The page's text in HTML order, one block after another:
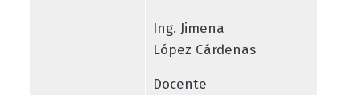
Ing. Jimena
López Cárdenas
Docente